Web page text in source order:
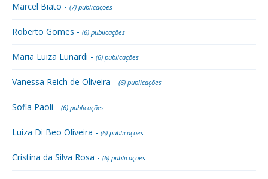
Marcel Biato - (7) publicações
Roberto Gomes - (6) publicações
Maria Luiza Lunardi - (6) publicações
Vanessa Reich de Oliveira - (6) publicações
Sofia Paoli - (6) publicações
Luiza Di Beo Oliveira - (6) publicações
Cristina da Silva Rosa - (6) publicações